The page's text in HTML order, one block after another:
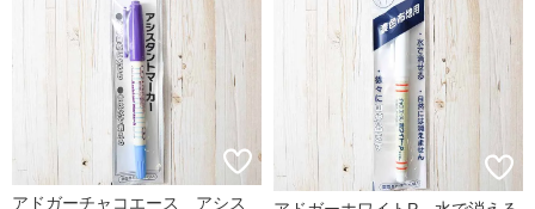
アドガーチャコエース アシス